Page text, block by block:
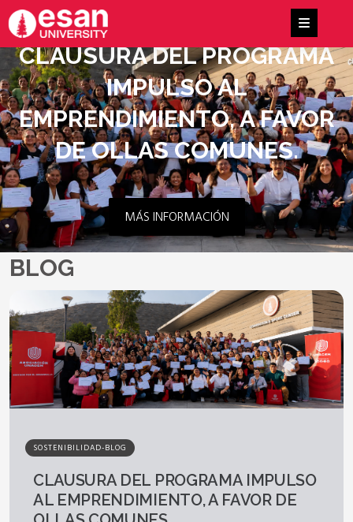
CLAUSURA DEL PROGRAMA
IMPULSO AL
EMPRENDIMIENTO, A FAVOR
DE OLLAS COMUNES.
MÁS INFORMACIÓN
BLOG
SOSTENIBILIDAD-BLOG
CLAUSURA DEL PROGRAMA IMPULSO
AL EMPRENDIMIENTO, A FAVOR DE